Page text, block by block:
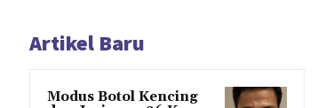
Artikel Baru
Modus Botol Kencing